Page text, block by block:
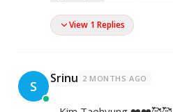
View 1 Replies
S Srinu 2 MONTHS AGO